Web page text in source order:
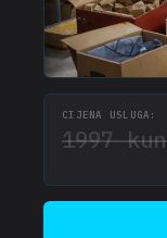
CIJENA USLUGA:
1997